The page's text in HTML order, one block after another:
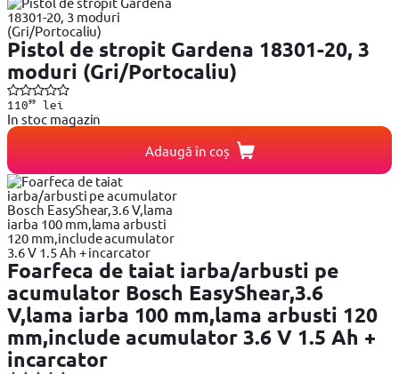
Pistol de stropit Gardena 18301-20, 3
moduri (Gri/Portocaliu)
11099lei
In stoc magazin
Adaugă în coș
Foarfeca de taiat iarba/arbusti pe
acumulator Bosch EasyShear,3.6
V,lama iarba 100 mm,lama arbusti 120
mm,include acumulator 3.6 V 1.5 Ah +
incarcator